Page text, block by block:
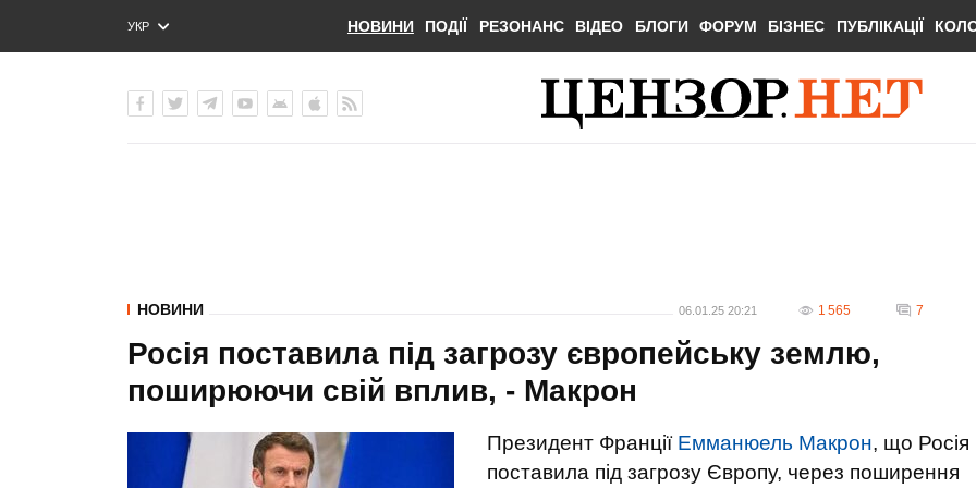
УКР
ENG
НОВИНИ ПОДІЇ РЕЗОНАНС ВІДЕО БЛОГИ ФОРУМ БІЗНЕС ПУБЛІКАЦІЇ
НОВИНИ 06.01.25 20:21 1 565 7
Росія поставила під загрозу європейську землю,
поширюючи свій вплив, - Макрон
Президент Франції Емманюель Макрон, що Росія
поставила під загрозу Європу, через поширення